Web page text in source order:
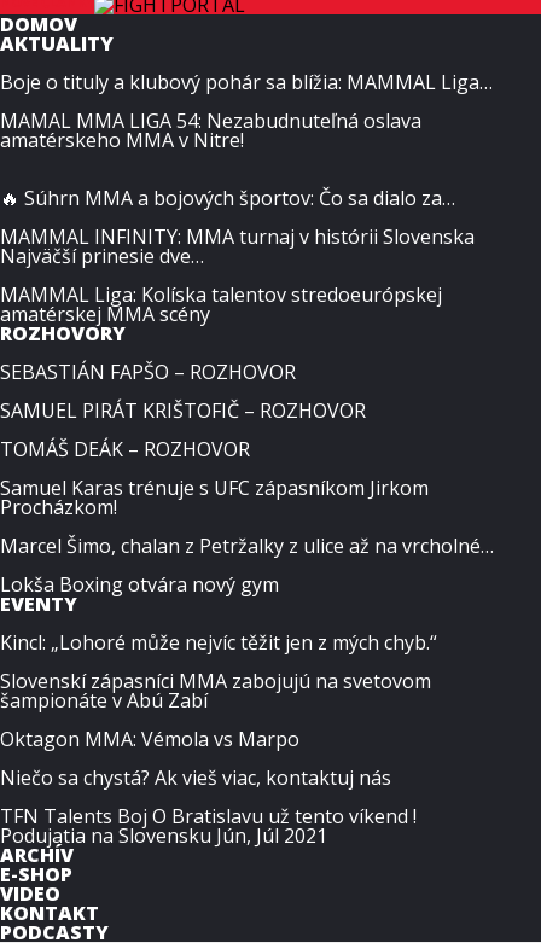
DOMOV
AKTUALITY
Boje o tituly a klubový pohár sa blížia: MAMMAL Liga…
MAMAL MMA LIGA 54: Nezabudnuteľná oslava
amatérskeho MMA v Nitre!
🔥 Súhrn MMA a bojových športov: Čo sa dialo za…
MAMMAL INFINITY: MMA turnaj v histórii Slovenska
Najväčší prinesie dve…
MAMMAL Liga: Kolíska talentov stredoeurópskej
amatérskej MMA scény
ROZHOVORY
SEBASTIÁN FAPŠO – ROZHOVOR
SAMUEL PIRÁT KRIŠTOFIČ – ROZHOVOR
TOMÁŠ DEÁK – ROZHOVOR
Samuel Karas trénuje s UFC zápasníkom Jirkom
Procházkom!
Marcel Šimo, chalan z Petržalky z ulice až na vrcholné…
Lokša Boxing otvára nový gym
EVENTY
Kincl: „Lohoré může nejvíc těžit jen z mých chyb.“
Slovenskí zápasníci MMA zabojujú na svetovom
šampionáte v Abú Zabí
Oktagon MMA: Vémola vs Marpo
Niečo sa chystá? Ak vieš viac, kontaktuj nás
TFN Talents Boj O Bratislavu už tento víkend !
Podujatia na Slovensku Jún, Júl 2021
ARCHÍV
E-SHOP
VIDEO
KONTAKT
PODCASTY